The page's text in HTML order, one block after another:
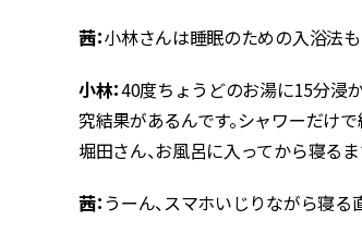
茜：小林さんは睡眠のための入浴法
小林：40度ちょうどのお湯に15分浸
究結果があるんです。シャワーだけ
堀田さん、お風呂に入ってから寝る
茜： うーん、スマホいじりながら寝